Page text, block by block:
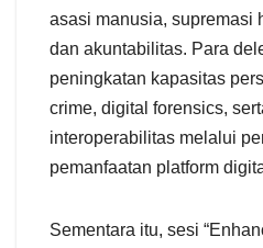
asasi manusia, supremasi
dan akuntabilitas. Para
peningkatan kapasitas
crime, digital forensics,
interoperabilitas melalui
pemanfaatan platform
Sementara itu, sesi